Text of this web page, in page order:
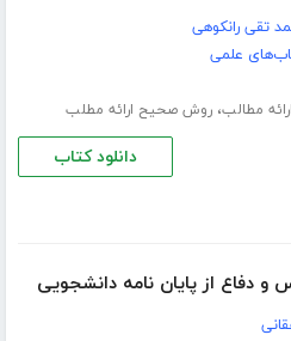
تقی رانکوهی
علمی
ارائه مطالب،روش صحیح ارائه مطلب
دانلود کتاب
و دفاع از پایان نامه دانشجویی